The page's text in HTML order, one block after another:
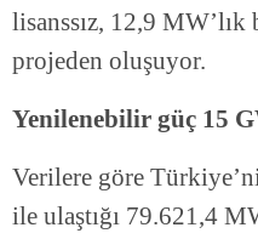
lisanssız, 12,9
projeden oluşuyor.
Yenilenebilir güç 15
Verilere göre
ile ulaştığı 79.621,4